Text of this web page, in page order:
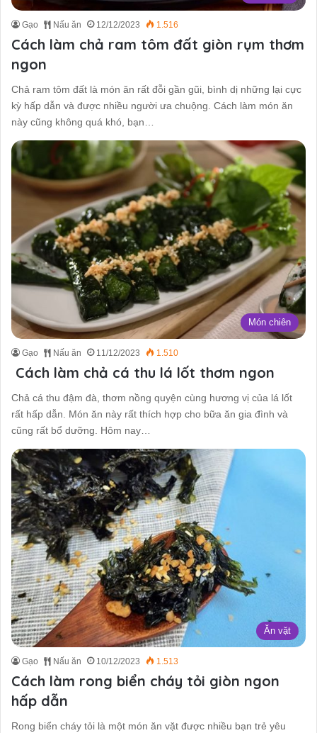
Gạo Nấu ăn 12/12/2023 1.516
Cách làm chả ram tôm đất giòn rụm thơm
ngon
Chả ram tôm đất là món ăn rất đỗi gần gũi, bình dị những lại cực
kỳ hấp dẫn và được nhiều người ưa chuộng. Cách làm món ăn
này cũng không quá khó, bạn…
Món chiên
Gạo Nấu ăn 11/12/2023 1.510
Cách làm chả cá thu lá lốt thơm ngon
Chả cá thu đậm đà, thơm nồng quyện cùng hương vị của lá lốt
rất hấp dẫn. Món ăn này rất thích hợp cho bữa ăn gia đình và
cũng rất bổ dưỡng. Hôm nay…
Ăn vặt
Gạo Nấu ăn 10/12/2023 1.513
Cách làm rong biển cháy tỏi giòn ngon
hấp dẫn
Rong biển cháy tỏi là một món ăn vặt được nhiều bạn trẻ yêu